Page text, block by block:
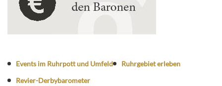
Events im Ruhrpott und Umfeld
Ruhrgebiet erleben
Revier-Derbybarometer